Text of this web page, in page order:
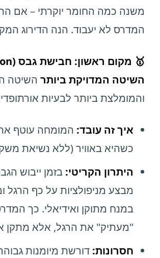
משנה כמה החומר יוקרתי – אם
המדרס לא יעבוד. הנה הדירוג
השיטה המדויקת ביותר השיטה
והמומלצת ביותר לבעיות
איך זה עובד: המומחה עוטף
כשהיא באוויר (ללא נשיאת
היתרון הקריטי: בזמן ייבוש
מבצע מניפולציות על כף הרגל
במנח מתוקן ואידיאלי. כך
"מעתיק" את הרגל, אלא מתקן
חסרונות: דורשת מיומנות